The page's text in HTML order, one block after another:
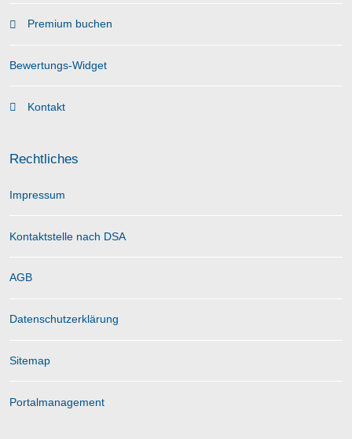
Premium buchen
Bewertungs-Widget
Kontakt
Rechtliches
Impressum
Kontaktstelle nach DSA
AGB
Datenschutzerklärung
Sitemap
Portalmanagement